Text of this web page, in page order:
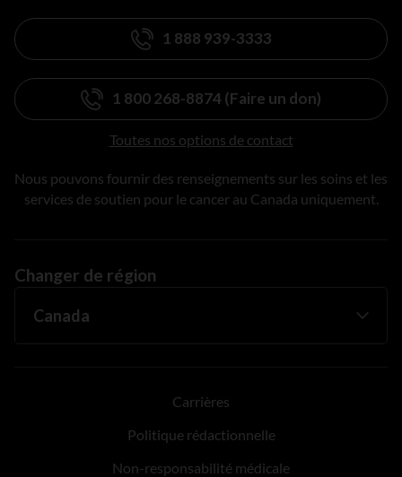
1 888 939-3333
1 800 268-8874 (Faire un don)
Toutes nos options de contact
Nous pouvons fournir des renseignements sur les soins et les
services de soutien pour le cancer au Canada uniquement.
Changer de région
Carrières
Politique rédactionnelle
Non-responsabilité médicale